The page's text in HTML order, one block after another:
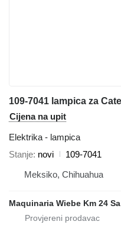
Cijena na upit
Elektrika - lampica
Stanje novi
109-7041
Meksiko, Chihuahua
Maquinaria Wiebe Km 24 Sa